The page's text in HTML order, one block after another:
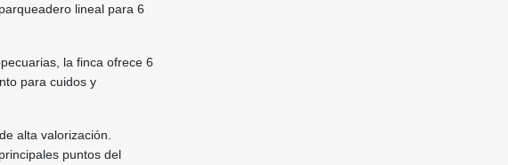
lineal para 6
la finca ofrece 6
para cuidos y
alta valorización.
puntos del